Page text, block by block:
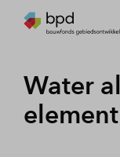
Water
element